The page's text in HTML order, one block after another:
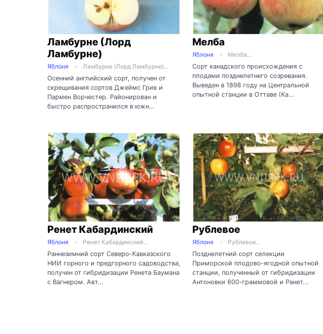
Ламбурне (Лорд
Ламбурне)
Яблоня
Ламбурне (Лорд Ламбурне)...
Осенний английский сорт, получен от
скрещивания сортов Джеймс Грив и
Пармен Ворчестер. Районирован и
быстро распространился в южн...
Мелба
Яблоня
Мелба...
Сорт канадского происхождения с
плодами позднелетнего созревания.
Выведен в 1898 году на Центральной
опытной станции в Оттаве (Ка...
Ренет Кабардинский
Яблоня
Ренет Кабардинский...
Раннезимний сорт Северо-Кавказского
НИИ горного и предгорного садоводства,
получен от гибридизации Ренета Баумана
с Вагнером. Авт...
Рублевое
Яблоня
Рублевое...
Позднелетний сорт селекции
Приморской плодово-ягодной опытной
станции, полученный от гибридизации
Антоновки 600-граммовой и Ранет...